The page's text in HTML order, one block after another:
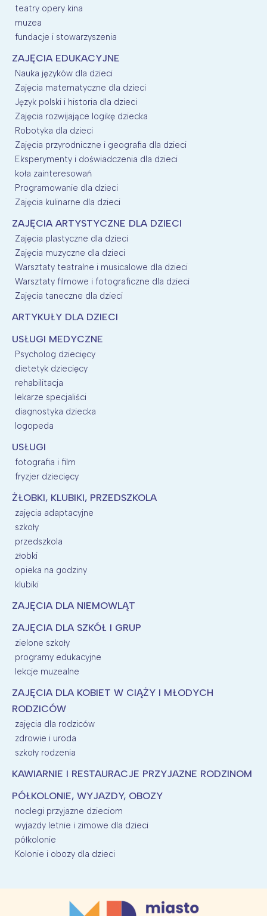
teatry opery kina
muzea
fundacje i stowarzyszenia
ZAJĘCIA EDUKACYJNE
Nauka języków dla dzieci
Zajęcia matematyczne dla dzieci
Język polski i historia dla dzieci
Zajęcia rozwijające logikę dziecka
Robotyka dla dzieci
Zajęcia przyrodniczne i geografia dla dzieci
Eksperymenty i doświadczenia dla dzieci
koła zainteresowań
Programowanie dla dzieci
Zajęcia kulinarne dla dzieci
ZAJĘCIA ARTYSTYCZNE DLA DZIECI
Zajęcia plastyczne dla dzieci
Zajęcia muzyczne dla dzieci
Warsztaty teatralne i musicalowe dla dzieci
Warsztaty filmowe i fotograficzne dla dzieci
Zajęcia taneczne dla dzieci
ARTYKUŁY DLA DZIECI
USŁUGI MEDYCZNE
Psycholog dziecięcy
dietetyk dziecięcy
rehabilitacja
lekarze specjaliści
diagnostyka dziecka
logopeda
USŁUGI
fotografia i film
fryzjer dziecięcy
ŻŁOBKI, KLUBIKI, PRZEDSZKOLA
zajęcia adaptacyjne
szkoły
przedszkola
żłobki
opieka na godziny
klubiki
ZAJĘCIA DLA NIEMOWLĄT
ZAJĘCIA DLA SZKÓŁ I GRUP
zielone szkoły
programy edukacyjne
lekcje muzealne
ZAJĘCIA DLA KOBIET W CIĄŻY I MŁODYCH
RODZICÓW
zajęcia dla rodziców
zdrowie i uroda
szkoły rodzenia
KAWIARNIE I RESTAURACJE PRZYJAZNE RODZINOM
PÓŁKOLONIE, WYJAZDY, OBOZY
noclegi przyjazne dzieciom
wyjazdy letnie i zimowe dla dzieci
półkolonie
Kolonie i obozy dla dzieci